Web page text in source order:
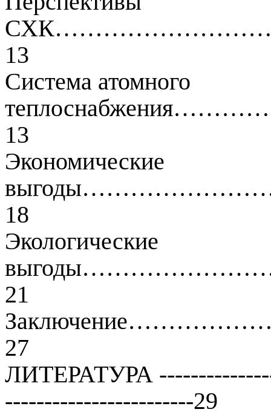
13
Система атомного
13
Экономические
18
Экологические
21
27
ЛИТЕРАТУРА
------------------------29